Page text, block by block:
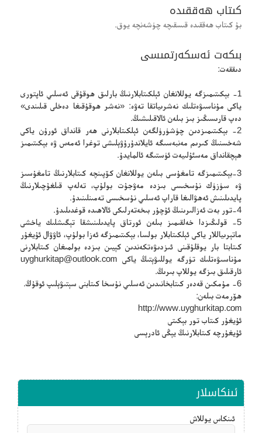
كىتاب ھەققىدە
بۇ كىتاب ھەققىدە قىسقىچە چۈشەنچە يوق.
بىكەت ئەسكەرتمىسى
دىققەت:
1- بېكىتىمىزگە يوللانغان ئېلكىتابلارنىڭ بارلىق ھوقۇقى ئەسلىي ئاپتورى
ياكى مۇناسىۋەتلىك نەشرىياتقا تەۋە: «نەشر ھوقۇقىغا دەخلى قىلىندى»
دەپ قارىسىڭىز بىز بىلەن ئالاقىلىشىڭ.
2- بېكىتىمىزدىن چۈشۈرۈلگەن ئېلكىتابلارنى ھەر قانداق ئورۇن ياكى
شەخسنىڭ كىرىم مەنبەسىگە ئايلاندۇرۇۋېلىشى توغرا ئەمەس ۋە بېكىتىمىز
ھېچقانداق مەسئۇلىيەت ئۈستىگە ئالمايدۇ.
3-بېكىتىمىزگە تامغۇسى بىلەن يوللانغان كۆپىنچە كىتابلارنىڭ تامغۇسىز
ۋە سۈزۈك نۇسخىسى بىزدە مەۋجۇت بولۇپ، تەلەپ قىلغۇچىلارنىڭ
پايدىلىنىش ئەھۋالىغا قاراپ ئەسلىي نۇسخىسى تەمىنلىنىدۇ.
4-تور بەت ئەزالىرىنىڭ ئۇچۇر بىخەتەرلىكى ئالاھىدە قوغدىلىدۇ.
5- قولىڭىزدا خەلقىمىز بىلەن ئورتاق پايدىلىنىشقا تېگىشلىك ياخشى
ماتېرىياللار ياكى ئېلكىتابلار بولسا، بېكىتىمىزگە ئەزا بولۇپ، ئاۋۋال ئۇيغۇر
كىتابتا بار يوقلۇقىنى ئىزدىۋەتكەندىن كېيىن بىزدە بولمىغان كىتابلارنى
مۇناسىۋەتلىك تۈرگە يوللىۋېتىڭ ياكى uyghurkitap@outlook.com
ئارقىلىق بىزگە يوللاپ بىرىڭ.
6- مۇمكىن قەدەر كىتابخانىدىن ئەسلىي نۇسخا كىتابنى سېتىۋېلىپ ئوقۇڭ.
ھۆرمەت بىلەن:
http://www.uyghurkitap.com
ئۇيغۇر كىتاب تور بېكىتى
ئۇيغۇرچە كىتابلارنىڭ يېڭى ئادرېسى
ئىنكاسلار
ئىنكاس يوللاش